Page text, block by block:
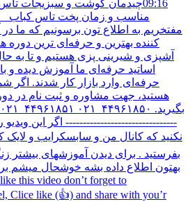
مناسب و زمان پخت تاس کباب
مفتخریم به اطلاع تون برسونیم که ما
کننده بهترین و حرفه‌ای ترین
آشپزی و شیرینی پزی هستیم و تا به
اساتید حرفه‌ای ما آموزش دیده و
حرفه‌ای وارد بازار کار شدند. اگر
هستید، جهت مشاوره و ثبت نام در
-------------------------------- اگر این
نکنید که کانال من و سابسکرایب و لایک
بفرستید . برای دیدن آموزشهای بیشتر
بهتون اطلاع داده بشه خوشحال میشم
Clice like (👍) and share with you’r